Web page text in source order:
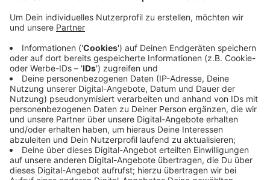
Heute startet die Aktion „Weihnachten im
Schuhkarton“. Von heute bis zum 14. November könnt
Ihr so einen Karton mit kleinen Geschenken für fremde
Kinder packen. Z.B. Kuscheltiere, Malstifte und
Hygieneartikel - je nach Alter und Geschlecht.
Die Kartons gehen in diesem Jahr in Zusammenarbeit
mit den Kirchen an Kinder in Osteuropa.
Abgeben könnt Ihr sie z.B. bei „Family Docs“ in
Fellinghausen und bei Carina Witt in Eiserfeld. Sie
wohnt am Obstgarten 19.